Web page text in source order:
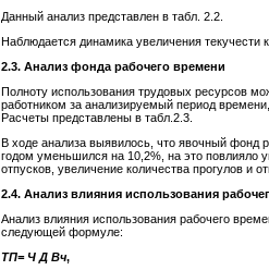
Данный анализ представлен в табл. 2.2.
Наблюдается динамика увеличения текучести
2.3. Анализ фонда рабочего времени
Полноту использования трудовых ресурсов
работником за анализируемый период
Расчеты представлены в табл.2.3.
В ходе анализа выявилось, что явочный фонд
годом уменьшился на 10,2%, на это повлияло
отпусков, увеличение количества прогулов и
2.4. Анализ влияния использования рабочег
Анализ влияния использования рабочего
следующей формуле:
ТП= Ч Д Вч,